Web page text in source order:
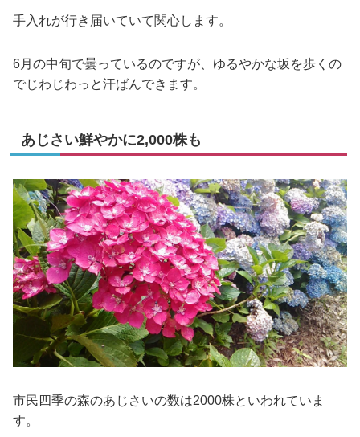
手入れが行き届いていて関心します。
6月の中旬で曇っているのですが、ゆるやかな坂を歩くの
でじわじわっと汗ばんできます。
あじさい鮮やかに2,000株も
市民四季の森のあじさいの数は2000株といわれていま
す。